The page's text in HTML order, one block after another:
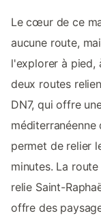
Le cœur de ce
aucune route,
l'explorer à pied,
deux routes
DN7, qui offre
permet de relier
minutes. La
relie Saint-
offre des